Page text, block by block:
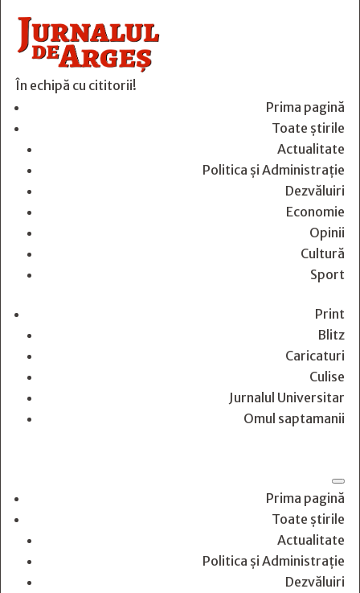
În echipă cu cititorii!
Prima pagină
Toate știrile
Actualitate
Politica și Administrație
Dezvăluiri
Economie
Opinii
Cultură
Sport
Print
Blitz
Caricaturi
Culise
Jurnalul Universitar
Omul saptamanii
Prima pagină
Toate știrile
Actualitate
Politica și Administrație
Dezvăluiri